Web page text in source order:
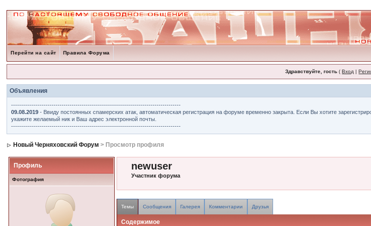
Перейти на сайт Правила Форума
Здравствуйте, гость (Вход |
Объявления
------------------------------------------------------------------------------------
09.08.2019 - Ввиду постоянных спамерских атак, автоматическая регистрация на форуме временно закрыта. Если Вы хотите
укажите желаемый ник и Ваш адрес электронной почты.
------------------------------------------------------------------------------------
Новый Черняховский Форум > Просмотр профиля
Профиль
Фотография
newuser
Участник форума
Темы Сообщения Галерея Комментарии Друзья
Содержимое